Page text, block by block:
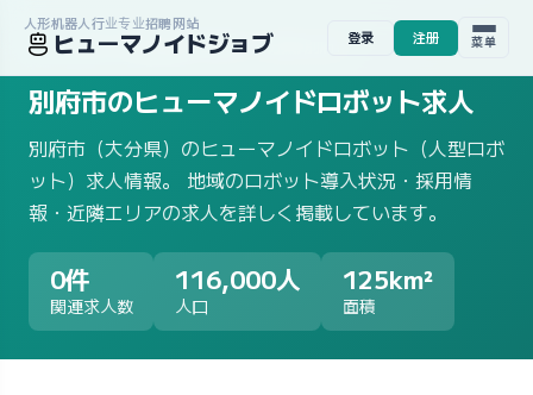
人形机器人行业专业招聘网站
ヒューマノイドジョブ 登录 注册 菜单
ホーム /求人一覧/地域から探す/ 大分県 別府市
別府市のヒューマノイドロボット求人
別府市（大分県）のヒューマノイドロボット（人型ロボ
ット）求人情報。 地域のロボット導入状況・採用情
報・近隣エリアの求人を詳しく掲載しています。
0件
関連求人数
116,000人
人口
125km²
面積